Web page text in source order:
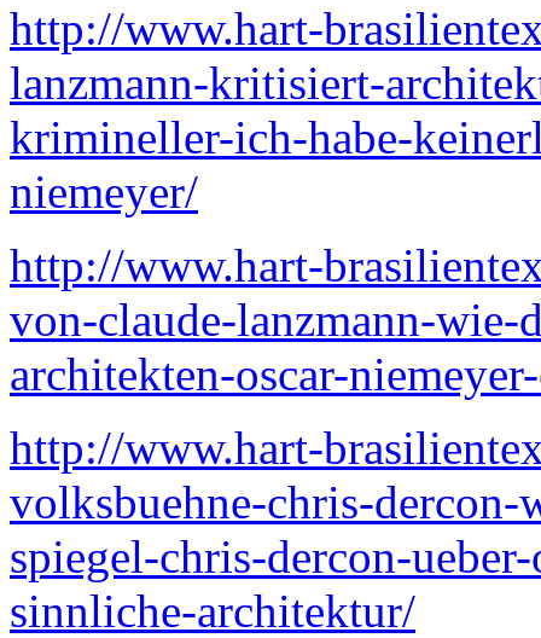
http://www.hart-
lanzmann-kritisiert-
krimineller-ich-habe-
niemeyer/
http://www.hart-
von-claude-lanzmann-wie-
architekten-oscar-
http://www.hart-
volksbuehne-chris-
spiegel-chris-dercon-
sinnliche-architektur/